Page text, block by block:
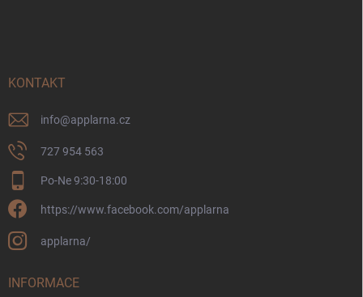
KONTAKT
info@applarna.cz
727 954 563
Po-Ne 9:30-18:00
https://www.facebook.com/applarna
applarna/
INFORMACE